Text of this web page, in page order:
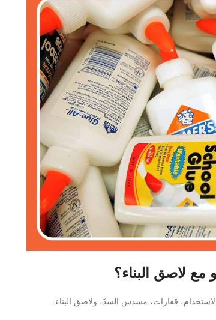
مع لاصق البناء؟
قفازات، مسدس السدّ، ولاصق البناء.